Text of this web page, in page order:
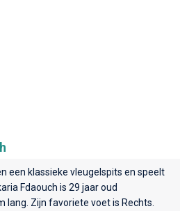
een klassieke vleugelspits en speelt
Fdaouch is 29 jaar oud
lang. Zijn favoriete voet is Rechts.